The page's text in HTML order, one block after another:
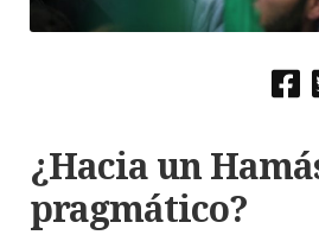
¿Hacia un
pragmático?